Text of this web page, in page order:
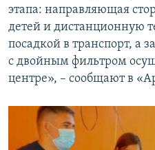
этапа: направляющая
детей и дистанционную
посадкой в транспорт, а
с двойным фильтром
центре», – сообщают в